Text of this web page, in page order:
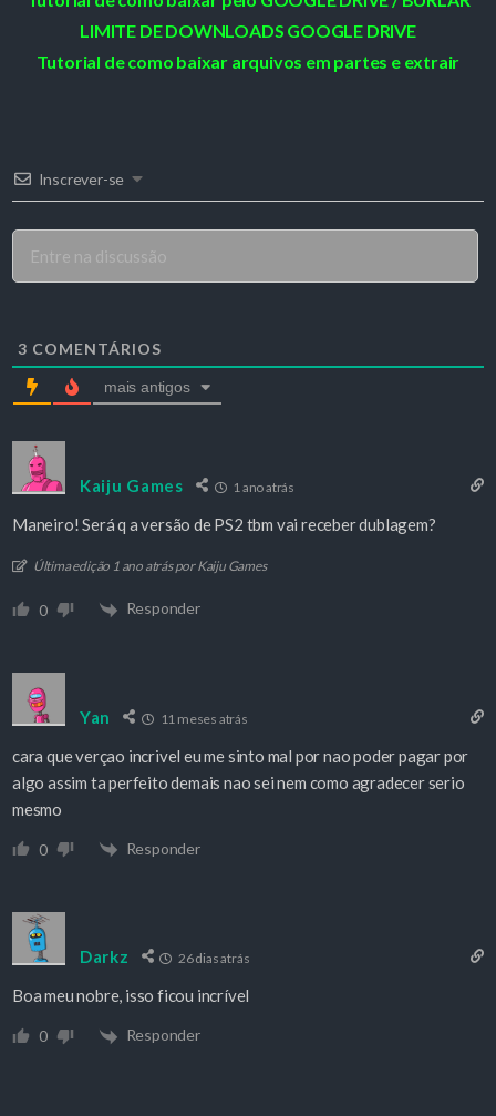
LIMITE DE DOWNLOADS GOOGLE DRIVE
Tutorial de como baixar arquivos em partes e extrair
Inscrever-se
3 COMENTÁRIOS
mais antigos
Kaiju Games 1 ano atrás
Maneiro! Será q a versão de PS2 tbm vai receber dublagem?
Última edição 1 ano atrás por Kaiju Games
0 Responder
Yan 11 meses atrás
cara que verçao incrivel eu me sinto mal por nao poder pagar por
algo assim ta perfeito demais nao sei nem como agradecer serio
mesmo
0 Responder
Darkz 26 dias atrás
Boa meu nobre, isso ficou incrível
0 Responder